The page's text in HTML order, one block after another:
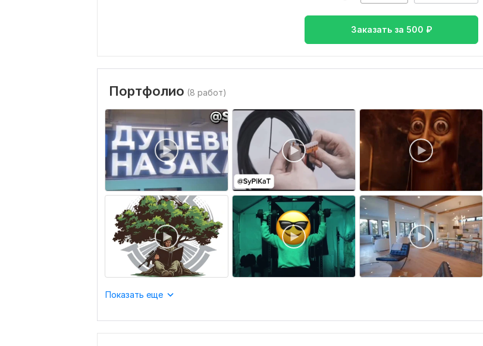
Заказать за 500 ₽
Портфолио (8 работ)
Показать еще